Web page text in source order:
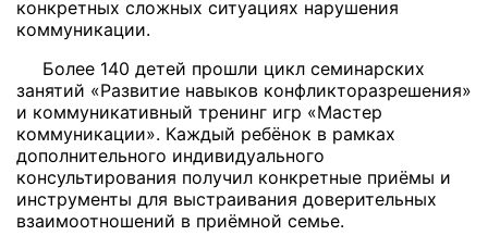
конкретных сложных ситуациях нарушения
коммуникации.
Более 140 детей прошли цикл семинарских
занятий «Развитие навыков конфликторазрешения»
и коммуникативный тренинг игр «Мастер
коммуникации». Каждый ребёнок в рамках
дополнительного индивидуального
консультирования получил конкретные приёмы и
инструменты для выстраивания доверительных
взаимоотношений в приёмной семье.